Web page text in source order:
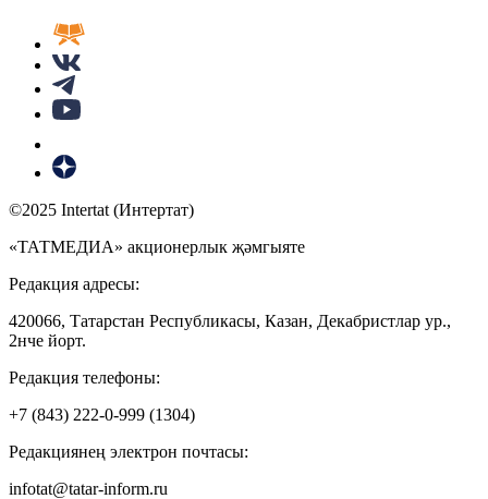
©2025 Intertat (Интертат)
«ТАТМЕДИА» акционерлык җәмгыяте
Редакция адресы:
420066, Татарстан Республикасы, Казан, Декабристлар ур.,
2нче йорт.
Редакция телефоны:
+7 (843) 222-0-999 (1304)
Редакциянең электрон почтасы:
infotat@tatar-inform.ru